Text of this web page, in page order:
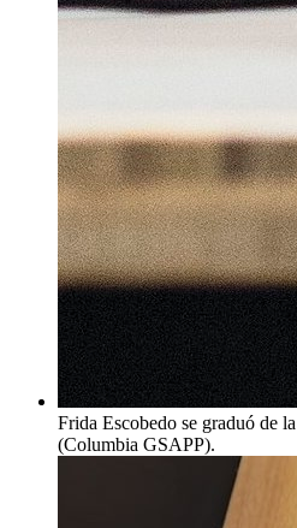
Frida Escobedo se graduó de
(Columbia GSAPP).